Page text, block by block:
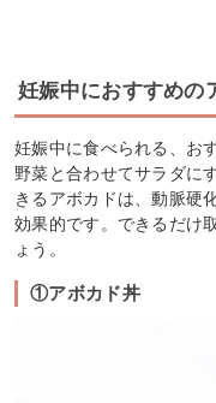
妊娠中におすすめの
妊娠中に食べられる、お
野菜と合わせてサラダに
きるアボカドは、動脈硬
効果的です。できるだけ
ょう。
①アボカド丼